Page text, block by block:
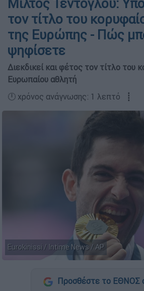
Μίλτος Τεντόγλου:
τον τίτλο του
της Ευρώπης - Πώς
ψηφίσετε
Διεκδικεί και φέτος τον τίτλο του
Ευρωπαίου αθλητή
🕛 χρόνος ανάγνωσης: 1 λεπτό ┋
Eurokinissi / Intime News / AP
Προσθέστε το ΕΘΝΟΣ